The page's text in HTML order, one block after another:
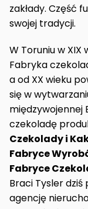
zakłady. Część
swojej tradycji.
W Toruniu w XIX
Fabryka
a od XX wieku
się w
międzywojennej
czekoladę
Czekolady i
Fabryce
Fabryce
Braci Tysler
agencję